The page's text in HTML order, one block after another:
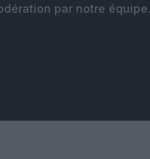
par notre équipe.